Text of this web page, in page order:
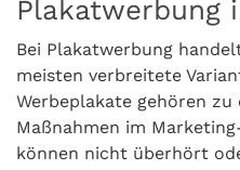
Plakatwerbung
Bei Plakatwerbung
meisten verbreitete
Werbeplakate gehören
Maßnahmen im
können nicht überhört